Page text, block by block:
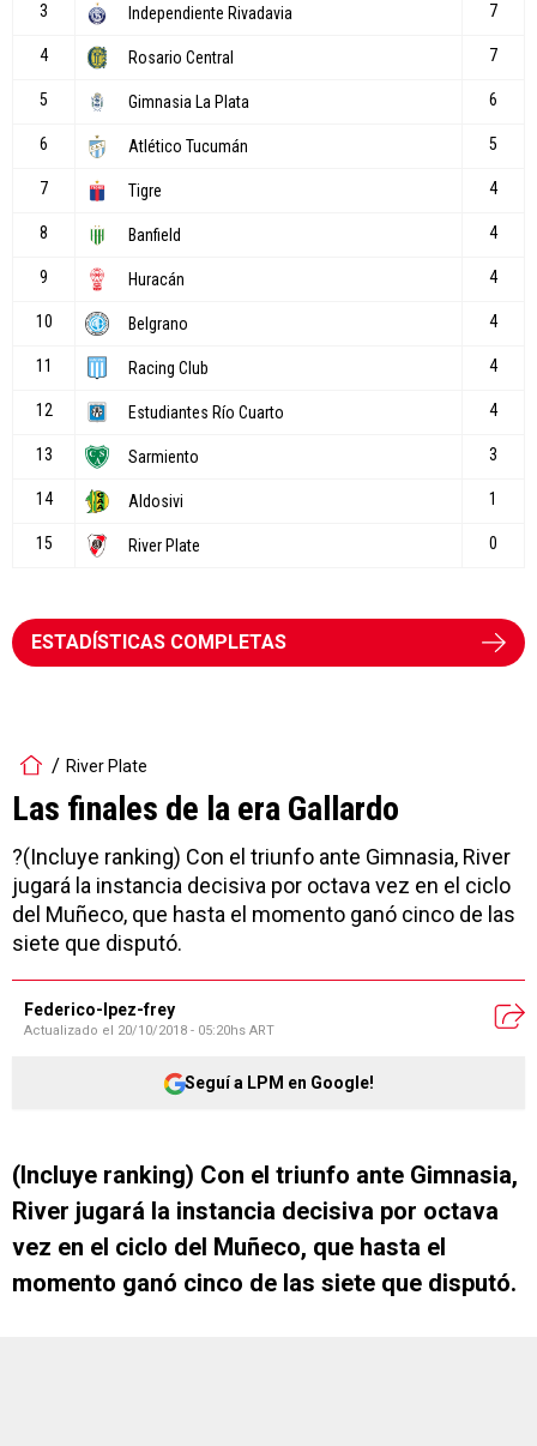
ESTADÍSTICAS COMPLETAS
River Plate
Las finales de la era Gallardo
?(Incluye ranking) Con el triunfo ante Gimnasia, River
jugará la instancia decisiva por octava vez en el ciclo
del Muñeco, que hasta el momento ganó cinco de las
siete que disputó.
Federico-lpez-frey
Actualizado el 20/10/2018 - 05:20hs ART
Seguí a LPM en Google!
(Incluye ranking) Con el triunfo ante Gimnasia,
River jugará la instancia decisiva por octava
vez en el ciclo del Muñeco, que hasta el
momento ganó cinco de las siete que disputó.